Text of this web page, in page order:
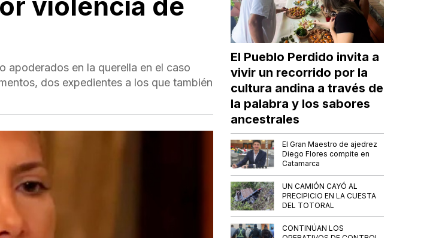
apoderados en la querella en el caso
dos expedientes a los que también
El Pueblo Perdido invita a
vivir un recorrido por la
cultura andina a través de
la palabra y los sabores
ancestrales
El Gran Maestro de ajedrez
Diego Flores compite en
Catamarca
UN CAMIÓN CAYÓ AL
PRECIPICIO EN LA CUESTA
DEL TOTORAL
CONTINÚAN LOS